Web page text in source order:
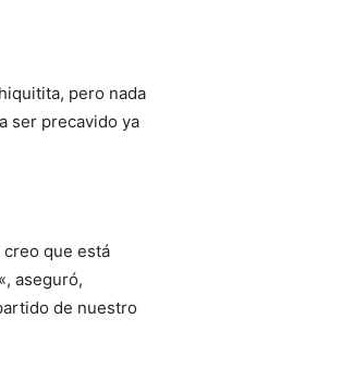
pero nada
ser precavido ya
que está
«, aseguró,
de nuestro